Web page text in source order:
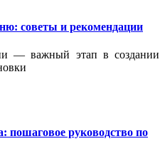
советы и рекомендации
— важный этап в создании
пошаговое руководство по